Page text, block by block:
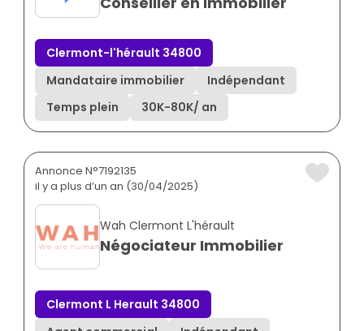
Clermont-l'hérault 34800
Mandataire immobilier
Indépendant
Temps plein
30K-80K/ an
Annonce N°7192135
il y a plus d’un an (30/04/2025)
Wah Clermont L'hérault
Négociateur Immobilier
Clermont L Herault 34800